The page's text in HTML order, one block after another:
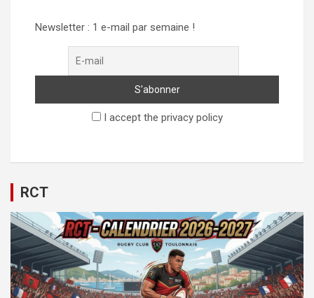
Newsletter : 1 e-mail par semaine !
I accept the privacy policy
RCT